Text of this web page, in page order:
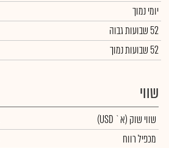
יומי נמוך
52 שבועות גבוה
52 שבועות נמוך
שווי
שווי שוק (א` USD)
מכפיל רווח